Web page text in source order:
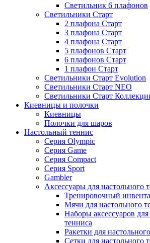
Светильник 6 плафонов
Светильники Старт
2 плафона Старт
3 плафона Старт
4 плафона Старт
5 плафонов Старт
6 плафонов Старт
1 плафон Старт
Светильники Старт Evolution
Светильники Старт NEO
Светильники Старт
Киевницы и полочки
Киевницы
Полочки для шаров
Настольный теннис
Серия Olympic
Серия Game
Серия Compact
Серия Sport
Gambler
Аксессуары для настольного
Тренировочный
Мячи для настольного
Наборы аксессуаров
тенниса
Ракетки для
Сетки для настольного